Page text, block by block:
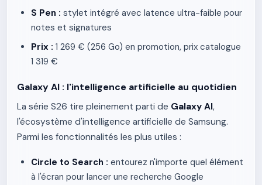
S Pen : stylet intégré avec latence ultra-faible pour
notes et signatures
Prix : 1 269 € (256 Go) en promotion, prix catalogue
1 319 €
Galaxy AI : l'intelligence artificielle au quotidien
La série S26 tire pleinement parti de Galaxy AI,
l'écosystème d'intelligence artificielle de Samsung.
Parmi les fonctionnalités les plus utiles :
Circle to Search : entourez n'importe quel élément
à l'écran pour lancer une recherche Google